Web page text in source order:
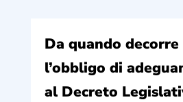
Da quando decorre
l’obbligo di
al Decreto